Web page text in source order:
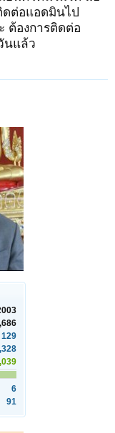
129
6
91
ต่อแอดมินไป
ต้องการติดต่อ
นแล้ว